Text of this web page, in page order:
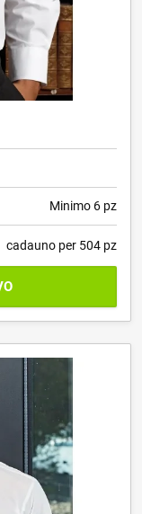
Minimo 6 pz
cadauno per 504 pz